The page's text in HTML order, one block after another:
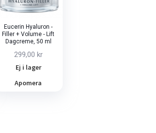
Eucerin Hyaluron -
Filler + Volume - Lift
Dagcreme, 50 ml
299,00 kr
Ej i lager
Apomera